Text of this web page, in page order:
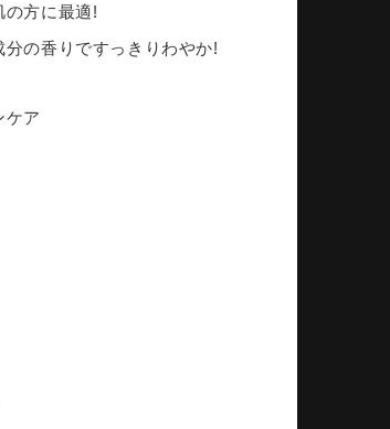
の方に最適!
の香りですっきりわやか!
ケア